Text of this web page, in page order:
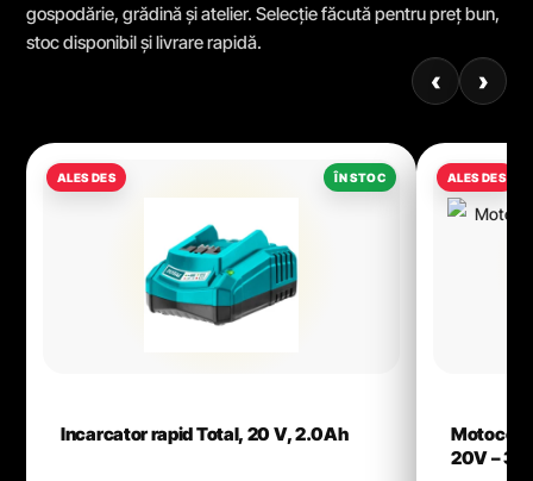
gospodărie, grădină și atelier. Selecție făcută pentru preț bun,
stoc disponibil și livrare rapidă.
‹ ›
Incarcator rapid Total, 20 V, 2.0Ah
20V –